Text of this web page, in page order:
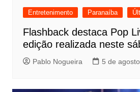
Entretenimento Paranaíba
Flashback destaca Pop
edição realizada neste
Pablo Nogueira 5 de